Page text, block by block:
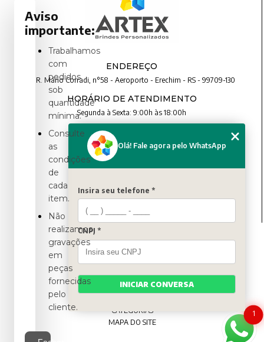
ENDEREÇO
R. Mário Corradi, n°58 - Aeroporto - Erechim - RS - 99709-130
HORÁRIO DE ATENDIMENTO
Segunda à Sexta: 9:00h às 18:00h
CONTATO
(54) 3321-4699
contato@artexbrindes.com.br
HOME
QUEM SOMOS
PRODUTOS
BLOG
CATEGORIAS
MAPA DO SITE
1
Olá! Fale agora pelo WhatsApp
Insira seu telefone *
CNPJ *
INICIAR CONVERSA
Aviso
importante:
Trabalhamos
com
pedidos
sob
quantidade
mínima.
Consulte
as
condições
de
cada
item.
Não
realizamos
gravações
em
peças
fornecidas
pelo
cliente.